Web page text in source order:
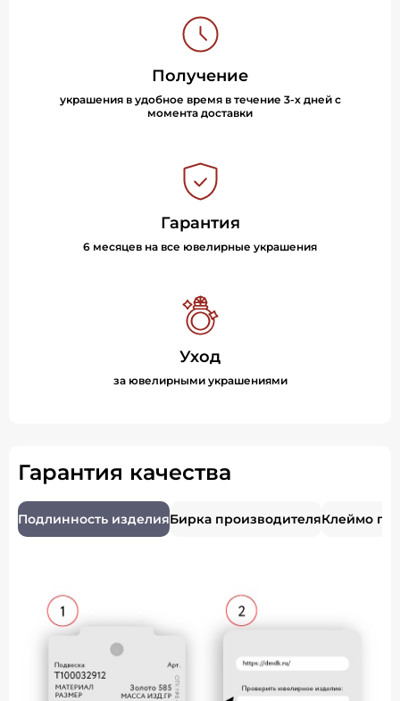
Получение
украшения в удобное время в течение 3-х дней с
момента доставки
Гарантия
6 месяцев на все ювелирные украшения
Уход
за ювелирными украшениями
Гарантия качества
Подлинность изделияБирка производителяКлеймо